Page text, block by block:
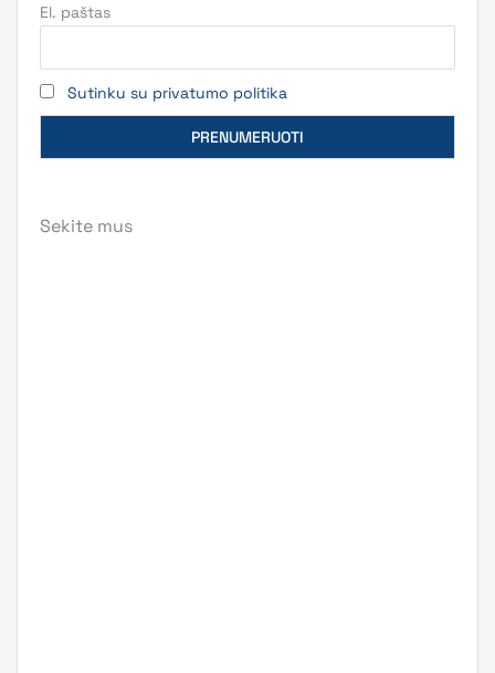
El. paštas
Sutinku su privatumo politika
Sekite mus